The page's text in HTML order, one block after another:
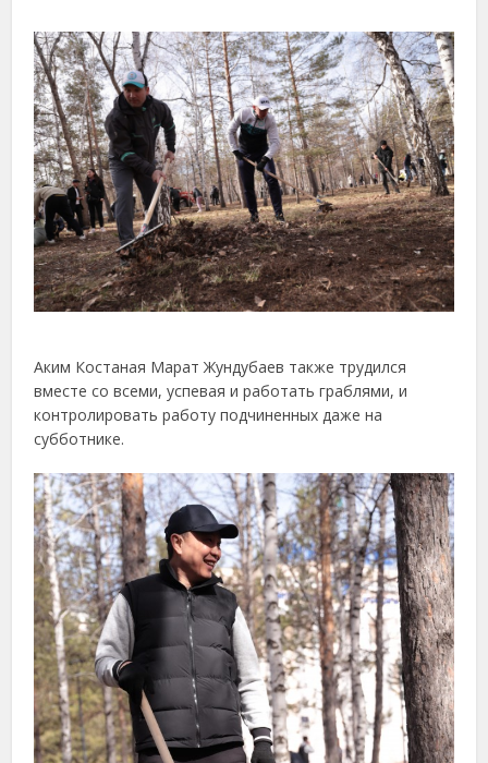
Аким Костаная Марат Жундубаев также трудился
вместе со всеми, успевая и работать граблями, и
контролировать работу подчиненных даже на
субботнике.